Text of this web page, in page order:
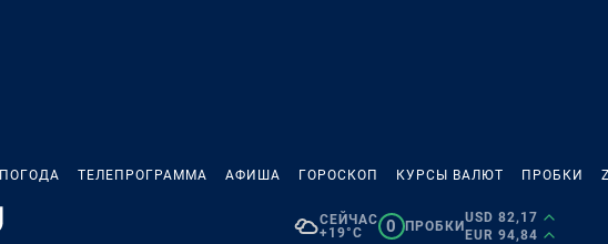
ПОГОДА ТЕЛЕПРОГРАММА АФИША ГОРОСКОП КУРСЫ ВАЛЮТ ПРОБКИ
СЕЙЧАС
+19°C
0 ПРОБКИ
USD 82,17
EUR 94,84